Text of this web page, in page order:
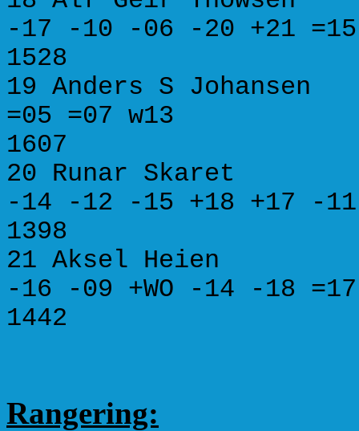
-17 -10 -06 -20
1528
19 Anders S
=05 =07 w13
1607
20 Runar Skaret
-14 -12 -15 +18
1398
21 Aksel Heien
-16 -09 +WO -14 -
1442
Rangering: